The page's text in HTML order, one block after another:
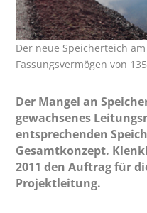
Der neue Speicherteich
Fassungsvermögen von
Der Mangel an
gewachsenes
entsprechenden
Gesamtkonzept.
2011 den Auftrag für
Projektleitung.